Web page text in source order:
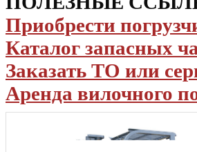
Приобрести
Каталог запасных
Заказать ТО или
Аренда вилочного